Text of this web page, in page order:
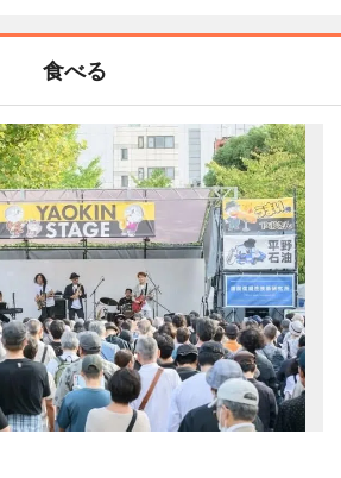
食べる